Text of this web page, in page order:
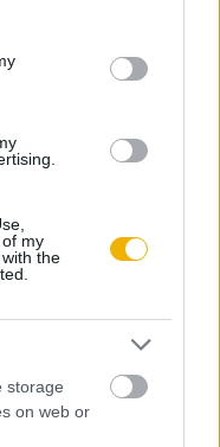
in below Google
my
the
storage
on web or